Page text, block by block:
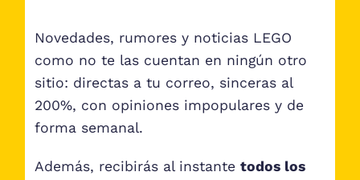
Novedades, rumores y noticias LEGO
como no te las cuentan en ningún otro
sitio: directas a tu correo, sinceras al
200%, con opiniones impopulares y de
forma semanal.
Además, recibirás al instante todos los